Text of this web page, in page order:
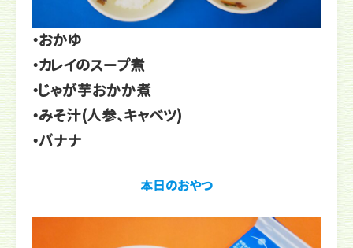
・おかゆ
・カレイのスープ煮
・じゃが芋おかか煮
・みそ汁(人参、キャベツ)
・バナナ
本日のおやつ